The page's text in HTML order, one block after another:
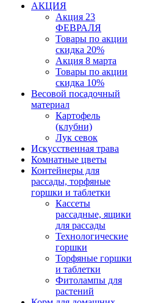
АКЦИЯ
Акция 23
ФЕВРАЛЯ
Товары по акции
скидка 20%
Акция 8 марта
Товары по акции
скидка 10%
Весовой посадочный
материал
Картофель
(клубни)
Лук севок
Искусственная трава
Комнатные цветы
Контейнеры для
рассады, торфяные
горшки и таблетки
Кассеты
рассадные, ящики
для рассады
Технологические
горшки
Торфяные горшки
и таблетки
Фитолампы для
растений